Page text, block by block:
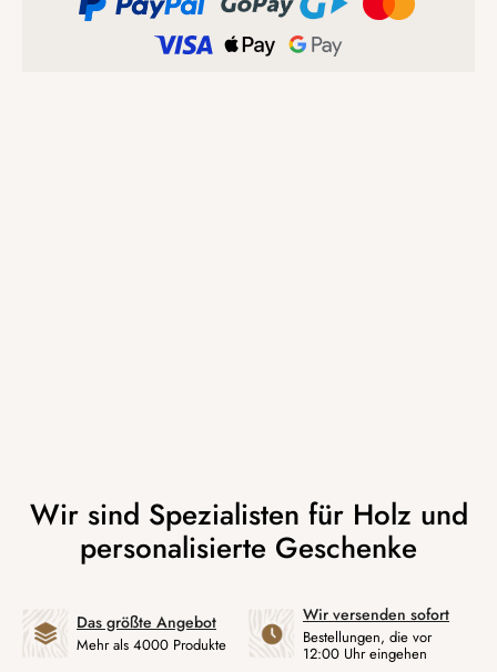
Das größte Angebot
Mehr als 4000 Produkte
Wir versenden sofort
Bestellungen, die vor
12:00 Uhr eingehen